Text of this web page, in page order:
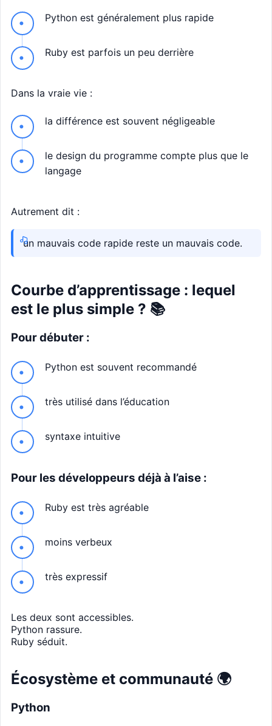
Python est généralement plus rapide
Ruby est parfois un peu derrière
Dans la vraie vie :
la différence est souvent négligeable
le design du programme compte plus que le
langage
Autrement dit :
un mauvais code rapide reste un mauvais code.
Courbe d’apprentissage : lequel
est le plus simple ? 📚
Pour débuter :
Python est souvent recommandé
très utilisé dans l’éducation
syntaxe intuitive
Pour les développeurs déjà à l’aise :
Ruby est très agréable
moins verbeux
très expressif
Les deux sont accessibles.
Python rassure.
Ruby séduit.
Écosystème et communauté 🌍
Python